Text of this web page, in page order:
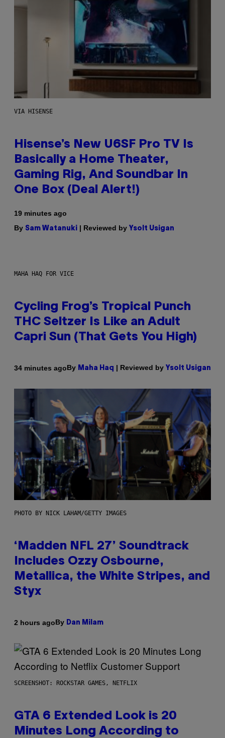
VIA HISENSE
Hisense’s New U6SF Pro TV Is
Basically a Home Theater,
Gaming Rig, And Soundbar In
One Box (Deal Alert!)
19 minutes ago
By Sam Watanuki | Reviewed by Ysolt Usigan
MAHA HAQ FOR VICE
Cycling Frog’s Tropical Punch
THC Seltzer Is Like an Adult
Capri Sun (That Gets You High)
34 minutes agoBy Maha Haq | Reviewed by Ysolt Usigan
PHOTO BY NICK LAHAM/GETTY IMAGES
‘Madden NFL 27’ Soundtrack
Includes Ozzy Osbourne,
Metallica, the White Stripes, and
Styx
2 hours agoBy Dan Milam
SCREENSHOT: ROCKSTAR GAMES, NETFLIX
GTA 6 Extended Look is 20
Minutes Long According to